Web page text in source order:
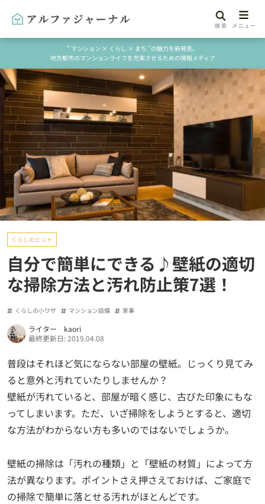
" マンション × くらし × まち "の魅力を新発見。
地方都市のマンションライフを充実させるための情報メディア
くらしのヒント
自分で簡単にできる♪壁紙の適切
な掃除方法と汚れ防止策7選！
くらしの小ワザ マンション設備 家事
ライター kaori
最終更新日: 2019.04.08
普段はそれほど気にならない部屋の壁紙。じっくり見てみ
ると意外と汚れていたりしませんか？
壁紙が汚れていると、部屋が暗く感じ、古びた印象にもな
ってしまいます。ただ、いざ掃除をしようとすると、適切
な方法がわからない方も多いのではないでしょうか。
壁紙の掃除は「汚れの種類」と「壁紙の材質」によって方
法が異なります。ポイントさえ押さえておけば、ご家庭で
の掃除で簡単に落とせる汚れがほとんどです。